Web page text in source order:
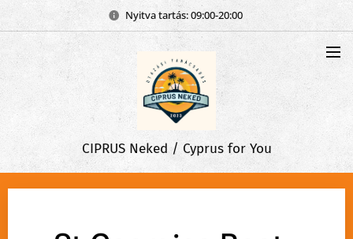
Nyitva tartás: 09:00-20:00
CIPRUS Neked / Cyprus for You